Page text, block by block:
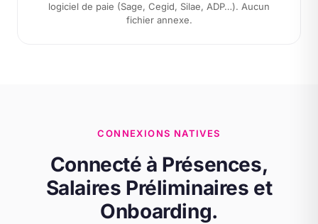
logiciel de paie (Sage, Cegid, Silae, ADP…). Aucun
fichier annexe.
CONNEXIONS NATIVES
Connecté à Présences,
Salaires Préliminaires et
Onboarding.